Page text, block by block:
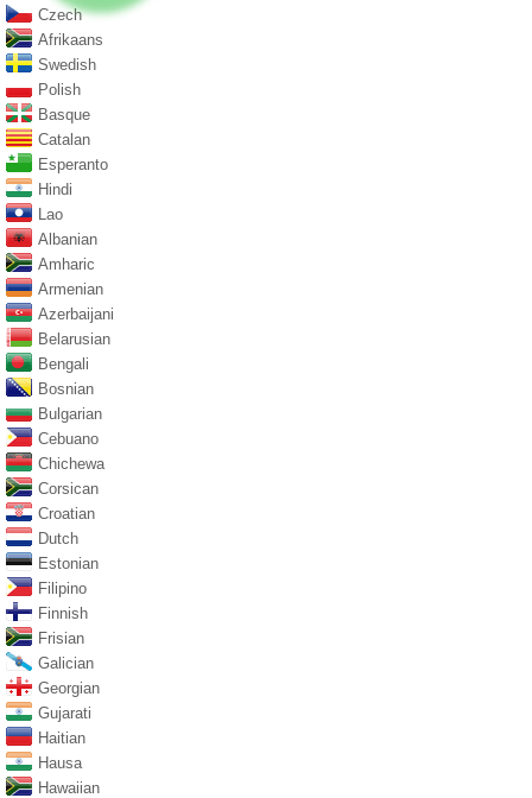
Czech
Afrikaans
Swedish
Polish
Basque
Catalan
Esperanto
Hindi
Lao
Albanian
Amharic
Armenian
Azerbaijani
Belarusian
Bengali
Bosnian
Bulgarian
Cebuano
Chichewa
Corsican
Croatian
Dutch
Estonian
Filipino
Finnish
Frisian
Galician
Georgian
Gujarati
Haitian
Hausa
Hawaiian